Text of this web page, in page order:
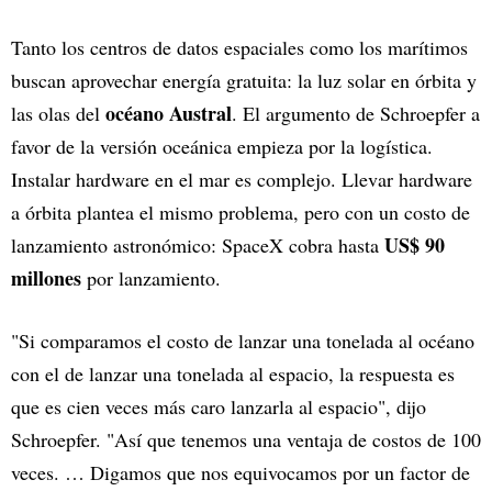
Tanto los centros de datos espaciales como los marítimos
buscan aprovechar energía gratuita: la luz solar en órbita y
las olas del océano Austral. El argumento de Schroepfer a
favor de la versión oceánica empieza por la logística.
Instalar hardware en el mar es complejo. Llevar hardware
a órbita plantea el mismo problema, pero con un costo de
lanzamiento astronómico: SpaceX cobra hasta US$ 90
millones por lanzamiento.
"Si comparamos el costo de lanzar una tonelada al océano
con el de lanzar una tonelada al espacio, la respuesta es
que es cien veces más caro lanzarla al espacio", dijo
Schroepfer. "Así que tenemos una ventaja de costos de 100
veces. … Digamos que nos equivocamos por un factor de